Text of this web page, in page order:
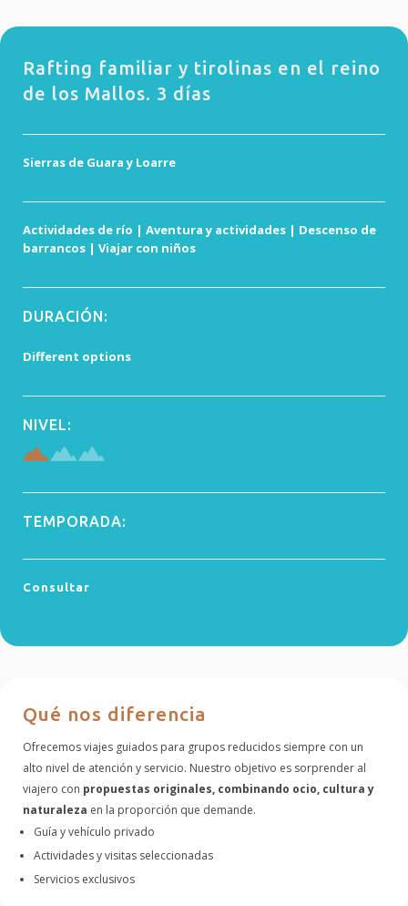
Rafting familiar y tirolinas en el reino
de los Mallos. 3 días
Sierras de Guara y Loarre
Actividades de río | Aventura y actividades | Descenso de
barrancos | Viajar con niños
DURACIÓN:
Different options
NIVEL:
TEMPORADA:
Consultar
Qué nos diferencia
Ofrecemos viajes guiados para grupos reducidos siempre con un
alto nivel de atención y servicio. Nuestro objetivo es sorprender al
viajero con propuestas originales, combinando ocio, cultura y
naturaleza en la proporción que demande.
Guía y vehículo privado
Actividades y visitas seleccionadas
Servicios exclusivos